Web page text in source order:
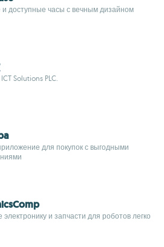
доступные часы с вечным дизайном
Solutions PLC.
для покупок с выгодными
электронику и запчасти для роботов легко